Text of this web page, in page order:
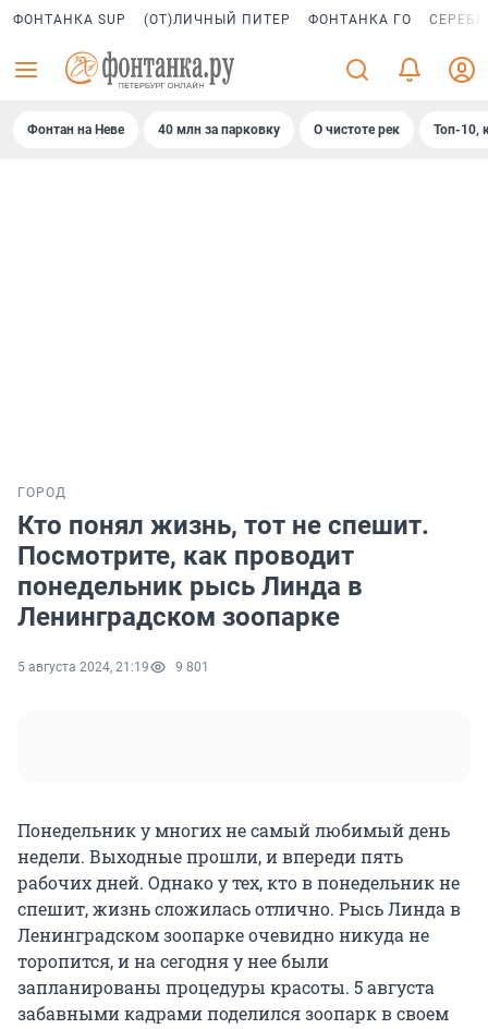
ФОНТАНКА SUP (ОТ)ЛИЧНЫЙ ПИТЕР ФОНТАНКА ГО
Фонтан на Неве 40 млн за парковку О чистоте рек Топ-10,
ГОРОД
Кто понял жизнь, тот не спешит.
Посмотрите, как проводит
понедельник рысь Линда в
Ленинградском зоопарке
5 августа 2024, 21:19 9 801
Понедельник у многих не самый любимый день
недели. Выходные прошли, и впереди пять
рабочих дней. Однако у тех, кто в понедельник не
спешит, жизнь сложилась отлично. Рысь Линда в
Ленинградском зоопарке очевидно никуда не
торопится, и на сегодня у нее были
запланированы процедуры красоты. 5 августа
забавными кадрами поделился зоопарк в своем